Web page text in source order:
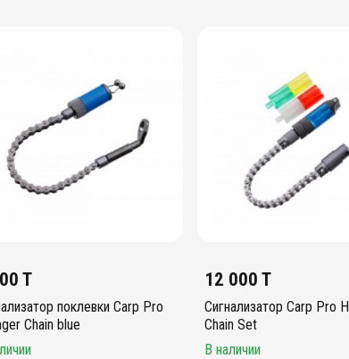
T
поклевки Carp Pro
Chain blue
12 000 T
Сигнализатор Carp Pro
Chain Set
В наличии